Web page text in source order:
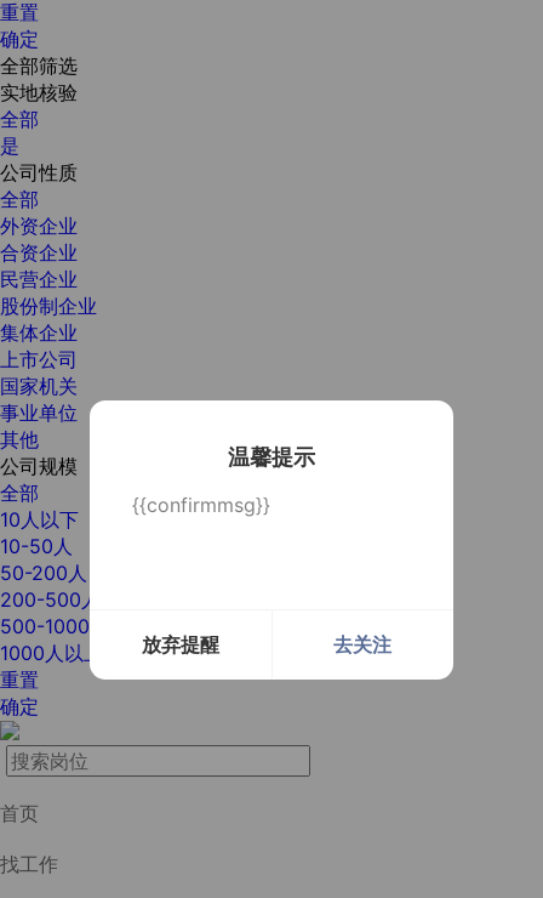
温馨提示
{{confirmmsg}}
放弃提醒 去关注
重置
确定
全部筛选
实地核验
全部
是
公司性质
全部
外资企业
合资企业
民营企业
股份制企业
集体企业
上市公司
国家机关
事业单位
其他
公司规模
全部
10人以下
10-50人
50-200人
200-500人
500-1000人
1000人以上
重置
确定
首页
找工作